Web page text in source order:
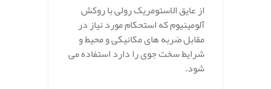
از عایق الاستومریک رولی با روکش
آلومینیوم که استحکام مورد نیاز در
مقابل ضربه های مکانیکی و محیط و
شرایط سخت جوی را دارد استفاده می
شود.